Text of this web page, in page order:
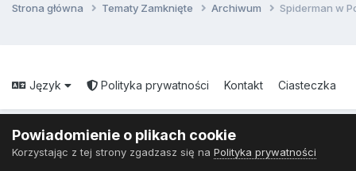
Strona główna Tematy Zamknięte Archiwum Spiderman w
Język Polityka prywatności Kontakt Ciasteczka
Powiadomienie o plikach cookie
Korzystając z tej strony zgadzasz się na Polityka prywatności